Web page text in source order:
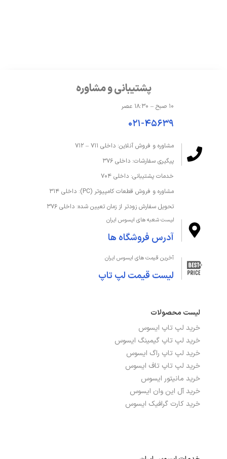
ندارد
قابلیت ارتقا رم تا 16 گیگابایت
M.2 NVMe PCIe 3.0 SSD
نوع حافظه داخلی SSD
نوع حافظه رم DDR4
صفحه‌نمایش و تصویر
دقت صفحه نمایش
صفحه نمایش لمسی
صفحه نمایش مات بله
نرخ بروزرسانی
نمایشگر اضافی ندارد
پشتیبانی و مشاوره
۱۰ صبح – ۱۸:۳۰ عصر
۰۲۱-۴۵۶۳۹
مشاوره و فروش آنلاین: داخلی ۷۱۱ – ۷۱۲
پیگیری سفارشات: داخلی ۳۷۶
خدمات پشتیبانی: داخلی ۷۰۴
مشاوره و فروش قطعات کامپیوتر (PC): داخلی ۳۱۴
تحویل سفارش زودتر از زمان تعیین شده: داخلی ۳۷۶
لیست شعبه های ایسوس ایران
آدرس فروشگاه ها
آخرین قیمت های ایسوس ایران
لیست قیمت لپ تاپ
لیست محصولات
خرید لپ تاپ ایسوس
خرید لپ تاپ گیمینگ ایسوس
خرید لپ تاپ راگ ایسوس
خرید لپ تاپ تاف ایسوس
خرید مانیتور ایسوس
خرید آل این وان ایسوس
خرید کارت گرافیک ایسوس